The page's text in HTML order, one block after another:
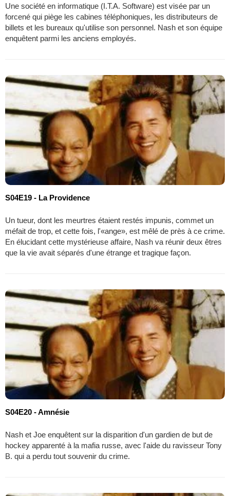
Une société en informatique (I.T.A. Software) est visée par un
forcené qui piège les cabines téléphoniques, les distributeurs de
billets et les bureaux qu'utilise son personnel. Nash et son équipe
enquêtent parmi les anciens employés.
S04E19 - La Providence
Un tueur, dont les meurtres étaient restés impunis, commet un
méfait de trop, et cette fois, l'«ange», est mêlé de près à ce crime.
En élucidant cette mystérieuse affaire, Nash va réunir deux êtres
que la vie avait séparés d'une étrange et tragique façon.
S04E20 - Amnésie
Nash et Joe enquêtent sur la disparition d'un gardien de but de
hockey apparenté à la mafia russe, avec l'aide du ravisseur Tony
B. qui a perdu tout souvenir du crime.